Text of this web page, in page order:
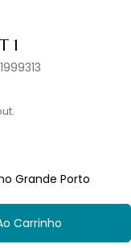
1
Grande Porto
Carrinho